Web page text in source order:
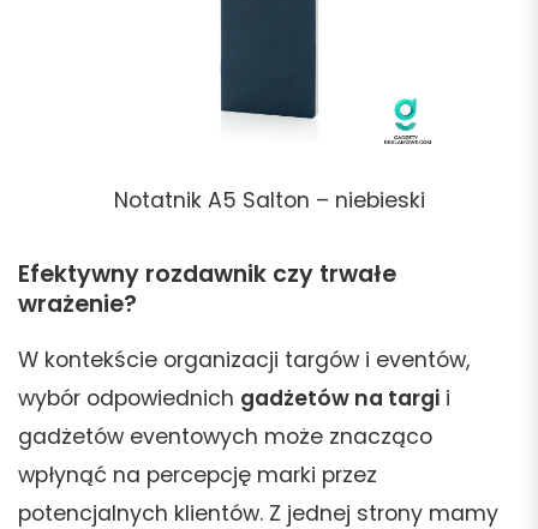
Notatnik A5 Salton – niebieski
Efektywny rozdawnik czy trwałe
wrażenie?
W kontekście organizacji targów i eventów,
wybór odpowiednich gadżetów na targi i
gadżetów eventowych może znacząco
wpłynąć na percepcję marki przez
potencjalnych klientów. Z jednej strony mamy